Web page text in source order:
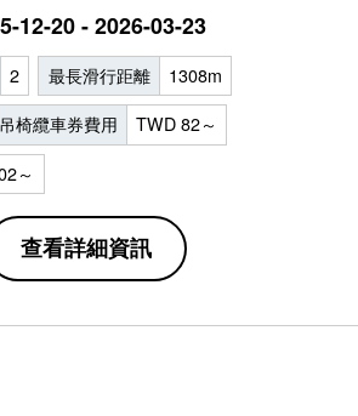
12-20 - 2026-03-23
2 最長滑行距離 1308m
吊椅纜車券費用 TWD 82～
～
查看詳細資訊